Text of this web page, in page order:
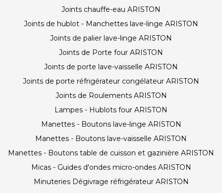
Joints chauffe-eau ARISTON
Joints de hublot - Manchettes lave-linge ARISTON
Joints de palier lave-linge ARISTON
Joints de Porte four ARISTON
Joints de porte lave-vaisselle ARISTON
Joints de porte réfrigérateur congélateur ARISTON
Joints de Roulements ARISTON
Lampes - Hublots four ARISTON
Manettes - Boutons lave-linge ARISTON
Manettes - Boutons lave-vaisselle ARISTON
Manettes - Boutons table de cuisson et gazinière ARISTON
Micas - Guides d'ondes micro-ondes ARISTON
Minuteries Dégivrage réfrigérateur ARISTON